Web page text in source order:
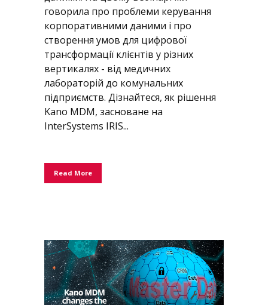
говорила про проблеми керування
корпоративними даними і про
створення умов для цифрової
трансформації клієнтів у різних
вертикалях - від медичних
лабораторій до комунальних
підприємств. Дізнайтеся, як рішення
Kano MDM, засноване на
InterSystems IRIS...
Read More